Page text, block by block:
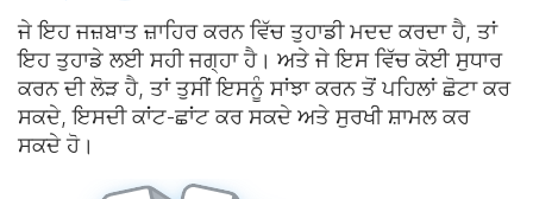
ਜੇ ਇਹ ਜਜ਼ਬਾਤ ਜ਼ਾਹਿਰ ਕਰਨ ਵਿੱਚ ਤੁਹਾਡੀ ਮਦਦ ਕਰਦਾ ਹੈ, ਤਾਂ
ਇਹ ਤੁਹਾਡੇ ਲਈ ਸਹੀ ਜਗ੍ਹਾ ਹੈ। ਅਤੇ ਜੇ ਇਸ ਵਿੱਚ ਕੋਈ ਸੁਧਾਰ
ਕਰਨ ਦੀ ਲੋੜ ਹੈ, ਤਾਂ ਤੁਸੀਂ ਇਸਨੂੰ ਸਾਂਝਾ ਕਰਨ ਤੋਂ ਪਹਿਲਾਂ ਛੋਟਾ ਕਰ
ਸਕਦੇ, ਇਸਦੀ ਕਾਂਟ-ਛਾਂਟ ਕਰ ਸਕਦੇ ਅਤੇ ਸੁਰਖੀ ਸ਼ਾਮਲ ਕਰ
ਸਕਦੇ ਹੋ।